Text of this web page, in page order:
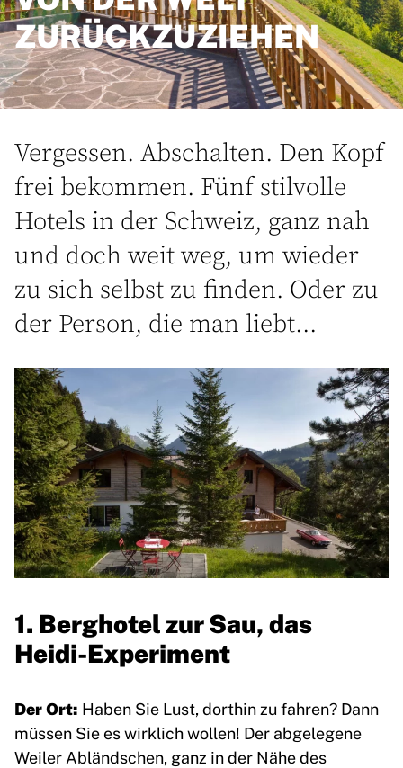
ZURÜCKZUZIEHEN
Vergessen. Abschalten. Den Kopf
frei bekommen. Fünf stilvolle
Hotels in der Schweiz, ganz nah
und doch weit weg, um wieder
zu sich selbst zu finden. Oder zu
der Person, die man liebt...
1. Berghotel zur Sau, das
Heidi-Experiment
Der Ort: Haben Sie Lust, dorthin zu fahren? Dann
müssen Sie es wirklich wollen! Der abgelegene
Weiler Abländschen, ganz in der Nähe des